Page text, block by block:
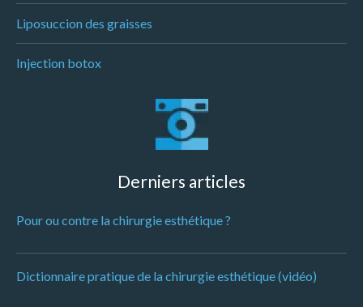
Liposuccion des graisses
Injection botox
Derniers articles
Pour ou contre la chirurgie esthétique ?
Dictionnaire pratique de la chirurgie esthétique (vidéo)